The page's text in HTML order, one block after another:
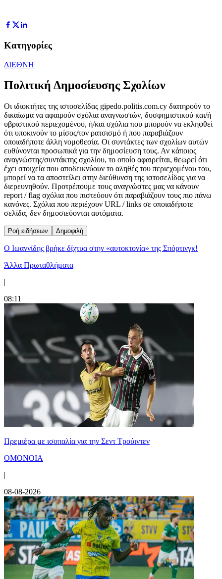
Κατηγορίες
ΔΙΕΘΝΗ
Πολιτική Δημοσίευσης Σχολίων
Οι ιδιοκτήτες της ιστοσελίδας gipedo.politis.com.cy διατηρούν το
δικαίωμα να αφαιρούν σχόλια αναγνωστών, δυσφημιστικού και/ή
υβριστικού περιεχομένου, ή/και σχόλια που μπορούν να εκληφθεί
ότι υποκινούν το μίσος/τον ρατσισμό ή που παραβιάζουν
οποιαδήποτε άλλη νομοθεσία. Οι συντάκτες των σχολίων αυτών
ευθύνονται προσωπικά για την δημοσίευση τους. Αν κάποιος
αναγνώστης/συντάκτης σχολίου, το οποίο αφαιρείται, θεωρεί ότι
έχει στοιχεία που αποδεικνύουν το αληθές του περιεχομένου του,
μπορεί να τα αποστείλει στην διεύθυνση της ιστοσελίδας για να
διερευνηθούν. Προτρέπουμε τους αναγνώστες μας να κάνουν
report / flag σχόλια που πιστεύουν ότι παραβιάζουν τους πιο πάνω
κανόνες. Σχόλια που περιέχουν URL / links σε οποιαδήποτε
σελίδα, δεν δημοσιεύονται αυτόματα.
Ροή ειδήσεων Δημοφιλή
Ο Ιωαννίδης βρήκε δίχτυα στην «αυτοκτονία» της Σπόρτινγκ!
Άλλα Πρωταθλήματα
|
08:11
Πρεμιέρα με ισοπαλία για την Σεντ Τρούιντεν
ΟΜΟΝΟΙΑ
|
08-08-2026